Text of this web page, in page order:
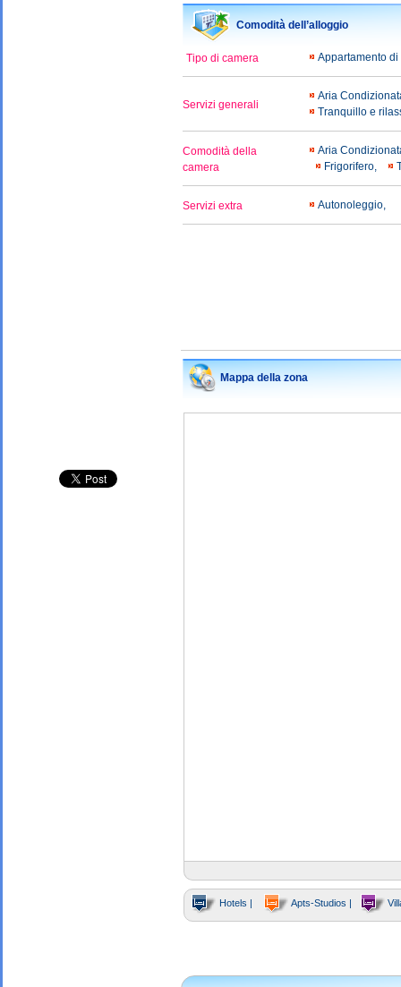
Comodità dell’alloggio
Tipo di camera Appartamento
Servizi generali
Aria
Tranquillo e
Comodità della
camera
Aria
Frigorifero,
Servizi extra Autonoleggio,
Mappa della zona
Hotels | Apts-Studios |